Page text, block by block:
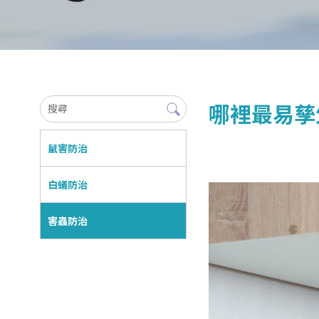
鼠害防治
白蟻防治
害蟲防治
哪裡最易